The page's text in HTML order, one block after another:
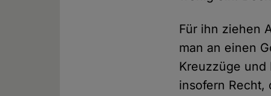
Für ihn ziehen
man an einen
Kreuzzüge
insofern Recht,